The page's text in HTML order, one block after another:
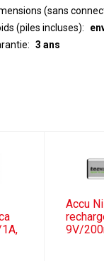
(sans
(piles incluses)
3 ans
Accu
9V/